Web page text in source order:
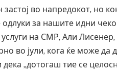
во напредокот, но
за нашите идни
на СМР, Али Лисенер,
во јули, кога ќе може да
„дотогаш тие се